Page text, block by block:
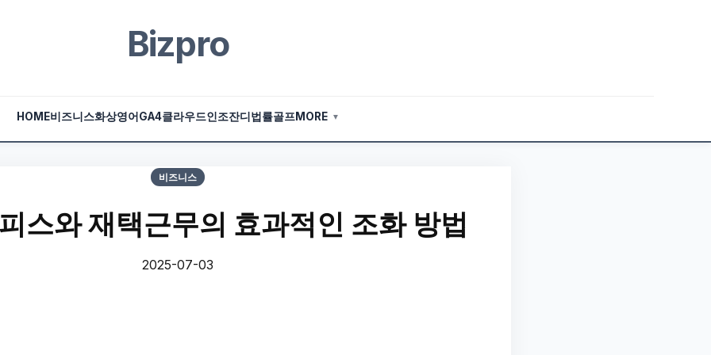
Bizpro
HOME비즈니스화상영어 GA4클라우드인조잔디 법률골프MORE ▼
비즈니스
스와 재택근무의 효과적인 조화 방법
2025-07-03